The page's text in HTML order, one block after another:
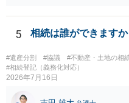
ますか。 →本人が自由に決めら
です。客観的な基準もありませ
することはできますか。 →分割
ないということでしょうか。遺
と拒否することはできます。理
5 相続は誰ができますか
#遺産分割 #協議 #不動産・土地の相
#相続登記（義務化対応）
2026年7月16日